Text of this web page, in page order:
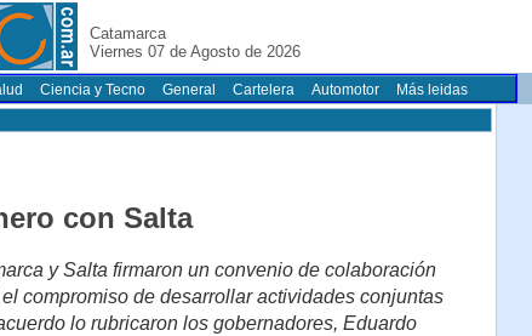
Catamarca
Viernes 07 de Agosto de 2026
Ciencia y Tecno General Cartelera Automotor Más leidas
con Salta
y Salta firmaron un convenio de colaboración
compromiso de desarrollar actividades conjuntas
lo rubricaron los gobernadores, Eduardo